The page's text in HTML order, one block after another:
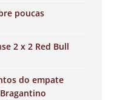
poucas
2 x 2 Red Bull
do empate